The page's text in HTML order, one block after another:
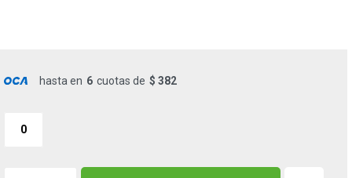
hasta en 6 cuotas de $ 382
0